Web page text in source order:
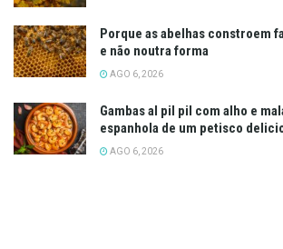
Porque as abelhas constroem
e não noutra forma
AGO 6, 2026
Gambas al pil pil com alho e
espanhola de um petisco
AGO 6, 2026